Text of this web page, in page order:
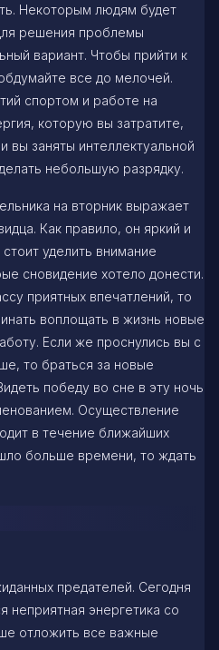
Некоторым людям будет
решения проблемы
вариант. Чтобы прийти к
все до мелочей.
спортом и работе на
которую вы затратите,
вы заняты интеллектуальной
небольшую разрядку.
на вторник выражает
Как правило, он яркий и
уделить внимание
сновидение хотело донести.
приятных впечатлений, то
воплощать в жизнь новые
Если же проснулись вы с
то браться за новые
победу во сне в эту ночь
Осуществление
в течение ближайших
больше времени, то ждать
предателей. Сегодня
неприятная энергетика со
отложить все важные